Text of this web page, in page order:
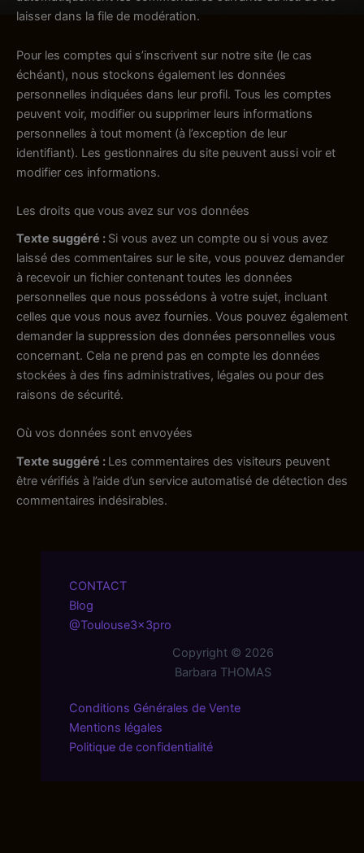
laisser dans la file de modération.
Pour les comptes qui s’inscrivent sur notre site (le cas
échéant), nous stockons également les données
personnelles indiquées dans leur profil. Tous les comptes
peuvent voir, modifier ou supprimer leurs informations
personnelles à tout moment (à l’exception de leur
identifiant). Les gestionnaires du site peuvent aussi voir et
modifier ces informations.
Les droits que vous avez sur vos données
Texte suggéré : Si vous avez un compte ou si vous avez
laissé des commentaires sur le site, vous pouvez demander
à recevoir un fichier contenant toutes les données
personnelles que nous possédons à votre sujet, incluant
celles que vous nous avez fournies. Vous pouvez également
demander la suppression des données personnelles vous
concernant. Cela ne prend pas en compte les données
stockées à des fins administratives, légales ou pour des
raisons de sécurité.
Où vos données sont envoyées
Texte suggéré : Les commentaires des visiteurs peuvent
être vérifiés à l’aide d’un service automatisé de détection des
commentaires indésirables.
CONTACT
Blog
@Toulouse3x3pro
Copyright © 2026
Barbara THOMAS
Conditions Générales de Vente
Mentions légales
Politique de confidentialité